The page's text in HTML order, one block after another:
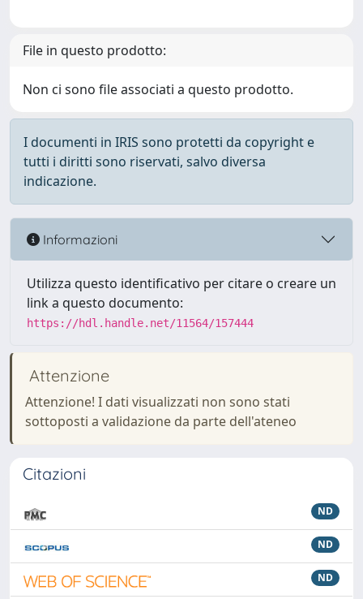
File in questo prodotto:
Non ci sono file associati a questo prodotto.
I documenti in IRIS sono protetti da copyright e
tutti i diritti sono riservati, salvo diversa
indicazione.
Informazioni
Utilizza questo identificativo per citare o creare un
link a questo documento:
https://hdl.handle.net/11564/157444
Attenzione
Attenzione! I dati visualizzati non sono stati
sottoposti a validazione da parte dell'ateneo
Citazioni
ND
ND
ND